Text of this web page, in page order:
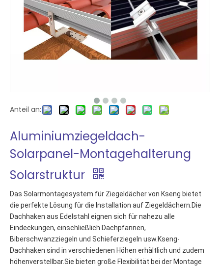
Anteil an:
Aluminiumziegeldach-
Solarpanel-Montagehalterung
Solarstruktur
Das Solarmontagesystem für Ziegeldächer von Kseng bietet
die perfekte Lösung für die Installation auf Ziegeldächern.Die
Dachhaken aus Edelstahl eignen sich für nahezu alle
Eindeckungen, einschließlich Dachpfannen,
Biberschwanzziegeln und Schieferziegeln usw.Kseng-
Dachhaken sind in verschiedenen Höhen erhältlich und zudem
höhenverstellbar.Sie bieten große Flexibilität bei der Montage